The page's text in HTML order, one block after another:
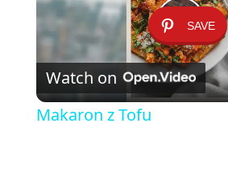
SAVE
P
l
Watch on
Makaron z Tofu